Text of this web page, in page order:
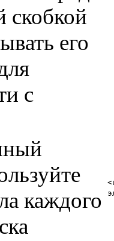
скобкой
его
с
каждого